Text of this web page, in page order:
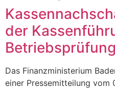
der
Das Finanzministerium
einer Pressemitteilung vom